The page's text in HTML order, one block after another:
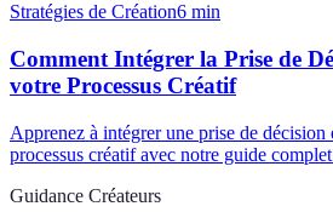
Stratégies de Création6 min
Comment Intégrer la Prise de
votre Processus Créatif
Apprenez à intégrer une prise de décision
processus créatif avec notre guide
Guidance Créateurs